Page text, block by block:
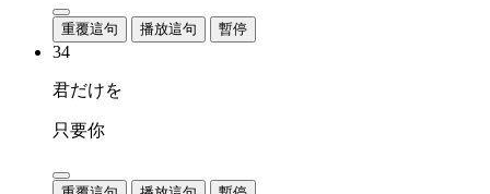
重覆這句 播放這句 暫停
34
君だけを
只要你